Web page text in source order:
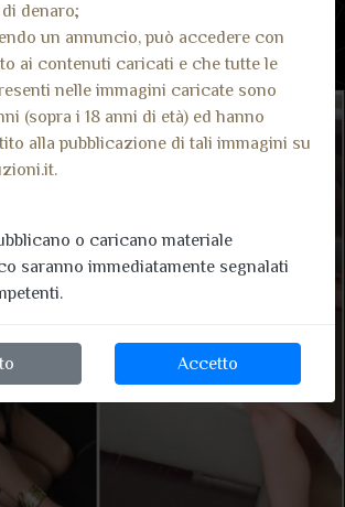
denaro;
un annuncio, può accedere con
ai contenuti caricati e che tutte le
nelle immagini caricate sono
(sopra i 18 anni di età) ed hanno
alla pubblicazione di tali immagini su
o caricano materiale
saranno immediatamente segnalati
Accetto